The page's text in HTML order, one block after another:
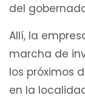
del
Allí, la
marcha de
los próximos
en la